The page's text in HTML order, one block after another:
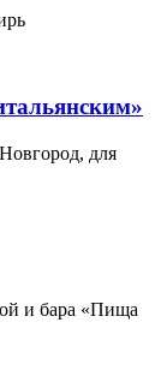
для
и бара «Пища